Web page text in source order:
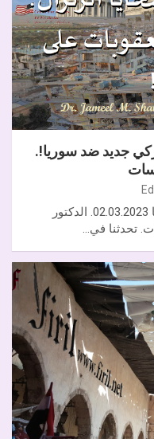
جديد ضد سوريا!.
بعد الزلزال؛ قانون أميركي ضد سوريا 02.03.2023. الدكتور
تحدثنا في…